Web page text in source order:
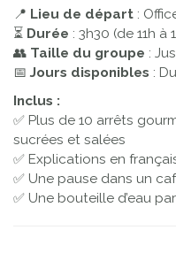
📍 Lieu de départ :
⏳ Durée : 3h30 (de 11h à
👥 Taille du groupe :
📅 Jours disponibles :
Inclus :
✅ Plus de 10 arrêts
sucrées et salées
✅ Explications en
✅ Une pause dans un
✅ Une bouteille d’eau